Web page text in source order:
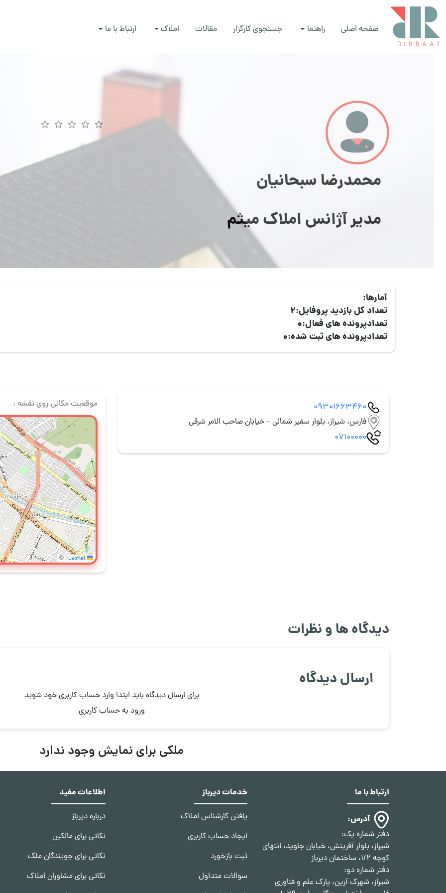
صفحه اصلی راهنما جستجوی کارگزار مقالات املاک ارتباط با ما
محمدرضا سبحانیان
مدیر آژانس املاک میثم
آمارها:
تعداد کل بازدید پروفایل:2
تعدادپرونده های فعال:0
تعدادپرونده های ثبت شده:0
09301663460
فارس، شیراز، بلوار سفیر شمالی – خیابان صاحب الامر شرقی
07100000
موقعیت مکانی روی نقشه :
Leaflet
|
©
دیدگاه ها و نظرات
ارسال دیدگاه
برای ارسال دیدگاه باید ابتدا وارد حساب کاربری خود شوید
ورود به حساب کاربری
ملکی برای نمایش وجود ندارد
ارتباط با ما
آدرس:
دفتر شماره یک:
شیراز، بلوار آفرینش، خیابان جاوید، انتهای
کوچه 1/2، ساختمان دیرباز
دفتر شماره دو:
شیراز، شهرک آرین، پارک علم و فناوری
خدمات دیرباز
یافتن کارشناس املاک
ایجاد حساب کاربری
ثبت بازخورد
سوالات متداول
اطلاعات مفید
درباره دیرباز
نکاتی برای مالکین
نکاتی برای جویندگان ملک
نکاتی برای مشاوران املاک